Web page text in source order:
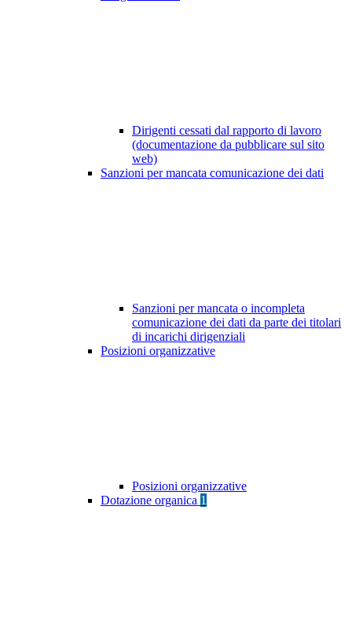
Dirigenti cessati dal rapporto di lavoro
(documentazione da pubblicare sul sito
web)
Sanzioni per mancata comunicazione dei dati
Sanzioni per mancata o incompleta
comunicazione dei dati da parte dei titolari
di incarichi dirigenziali
Posizioni organizzative
Posizioni organizzative
Dotazione organica 1